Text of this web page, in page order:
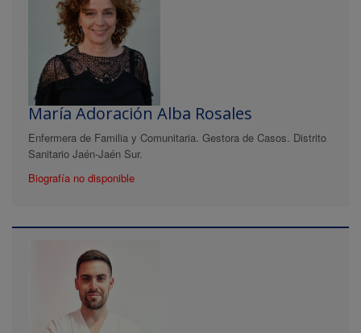
María Adoración Alba Rosales
Enfermera de Familia y Comunitaria. Gestora de Casos. Distrito
Sanitario Jaén-Jaén Sur.
Biografía no disponible